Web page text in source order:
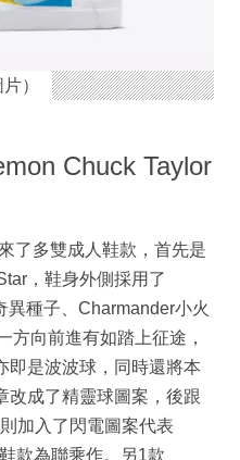
）
Chuck Taylor
了多雙成人鞋款，首先是
，鞋身外側採用了
種子、Charmander小火
方向前進有如踏上征途，
即是波波球，同時還將本
改成了精靈球圖案，後跟
加入了閃電圖案代表
款為聯乘作。另1款